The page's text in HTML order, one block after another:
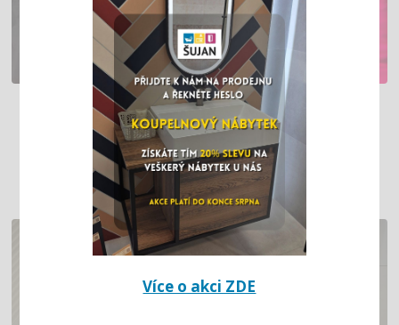
PODPORUJEME PROJEKT NOVÉ HÁRO,
KTERÝ POMÁHÁ DĚTSKÝM
ONKOLOGICKÝM PACIENTŮM
Více o akci ZDE